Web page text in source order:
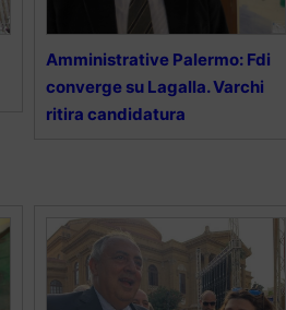
Amministrative Palermo: Fdi
converge su Lagalla. Varchi
ritira candidatura